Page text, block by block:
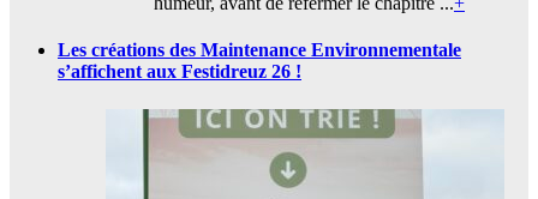
Les créations des Maintenance Environnementale
s’affichent aux Festidreuz 26 !